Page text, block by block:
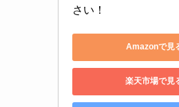
さい！
Amazonで見
楽天市場で見